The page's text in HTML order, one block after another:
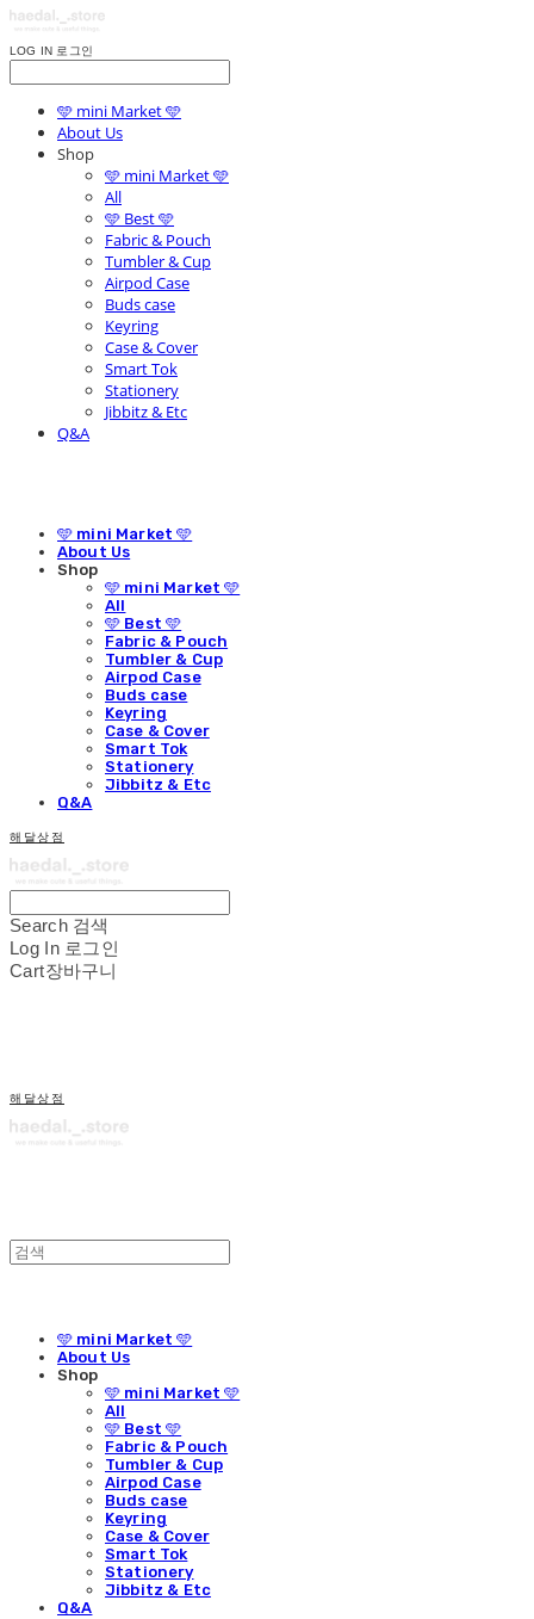
LOG IN 로그인
🩵 mini Market 🩵
About Us
Shop
🩵 mini Market 🩵
All
🩵 Best 🩵
Fabric & Pouch
Tumbler & Cup
Airpod Case
Buds case
Keyring
Case & Cover
Smart Tok
Stationery
Jibbitz & Etc
Q&A
🩵 mini Market 🩵
About Us
Shop
🩵 mini Market 🩵
All
🩵 Best 🩵
Fabric & Pouch
Tumbler & Cup
Airpod Case
Buds case
Keyring
Case & Cover
Smart Tok
Stationery
Jibbitz & Etc
Q&A
해달상점
Search 검색
Log In 로그인
Cart장바구니
해달상점
🩵 mini Market 🩵
About Us
Shop
🩵 mini Market 🩵
All
🩵 Best 🩵
Fabric & Pouch
Tumbler & Cup
Airpod Case
Buds case
Keyring
Case & Cover
Smart Tok
Stationery
Jibbitz & Etc
Q&A